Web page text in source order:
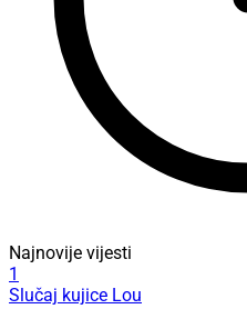
Najnovije vijesti
1
Slučaj kujice Lou